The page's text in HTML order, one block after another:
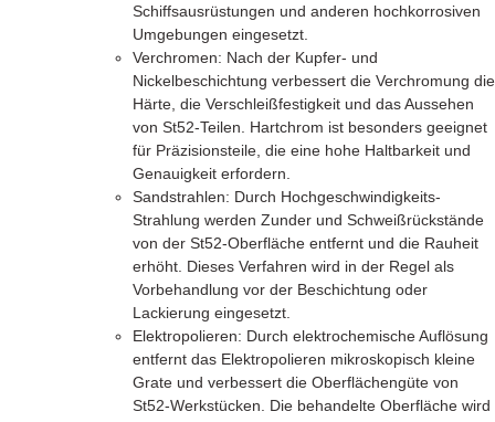
Schiffsausrüstungen und anderen hochkorrosiven
Umgebungen eingesetzt.
Verchromen: Nach der Kupfer- und
Nickelbeschichtung verbessert die Verchromung die
Härte, die Verschleißfestigkeit und das Aussehen
von St52-Teilen. Hartchrom ist besonders geeignet
für Präzisionsteile, die eine hohe Haltbarkeit und
Genauigkeit erfordern.
Sandstrahlen: Durch Hochgeschwindigkeits-
Strahlung werden Zunder und Schweißrückstände
von der St52-Oberfläche entfernt und die Rauheit
erhöht. Dieses Verfahren wird in der Regel als
Vorbehandlung vor der Beschichtung oder
Lackierung eingesetzt.
Elektropolieren: Durch elektrochemische Auflösung
entfernt das Elektropolieren mikroskopisch kleine
Grate und verbessert die Oberflächengüte von
St52-Werkstücken. Die behandelte Oberfläche wird